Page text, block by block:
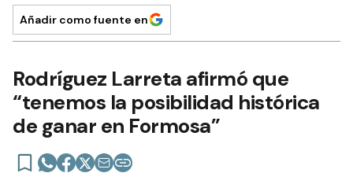
Añadir como fuente en
Rodríguez Larreta afirmó que
“tenemos la posibilidad histórica
de ganar en Formosa”